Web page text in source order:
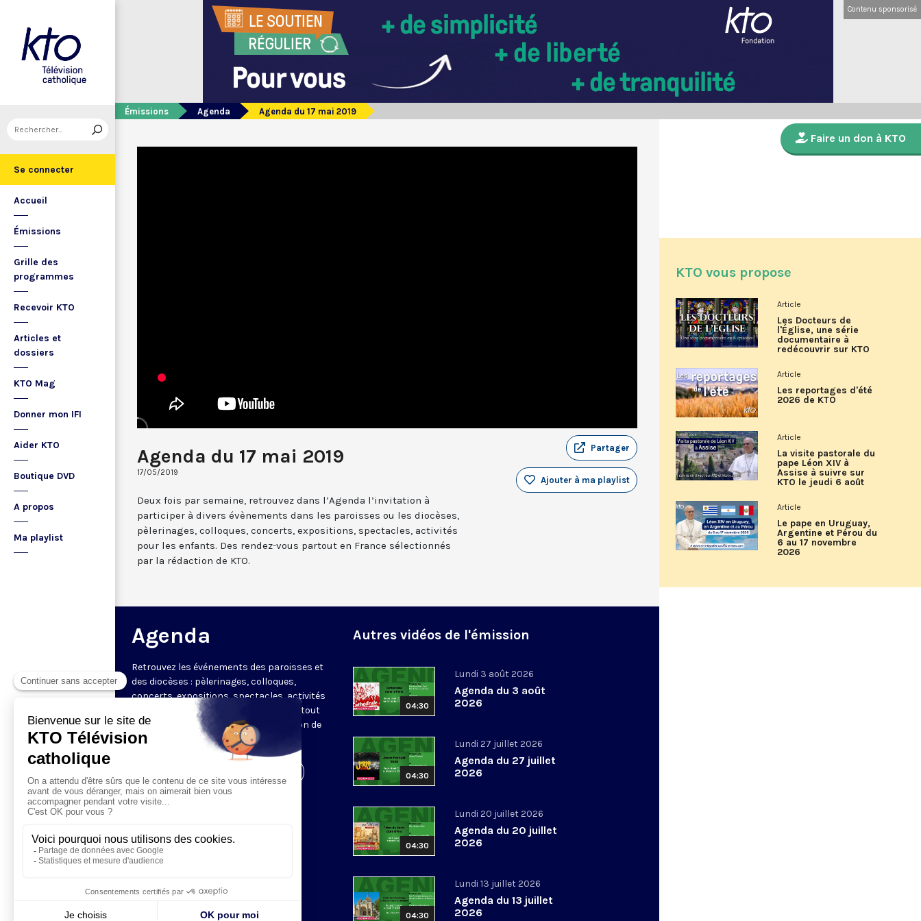
Se connecter
Accueil
Émissions
Grille des
programmes
Recevoir KTO
Articles et
dossiers
KTO Mag
Donner mon IFI
Aider KTO
Boutique DVD
A propos
Ma playlist
Contenu sponsorisé
Émissions Agenda Agenda du 17 mai 2019
Agenda du 17 mai 2019
17/05/2019
Partager
Ajouter à ma playlist
Deux fois par semaine, retrouvez dans l’Agenda l’invitation à
participer à divers évènements dans les paroisses ou les diocèses,
pèlerinages, colloques, concerts, expositions, spectacles, activités
pour les enfants. Des rendez-vous partout en France sélectionnés
par la rédaction de KTO.
Agenda
Retrouvez les événements des paroisses et
des diocèses : pèlerinages, colloques,
concerts, expositions, spectacles, activités
pour les enfants. Des rendez-vous partout
en France sélectionnés par la rédaction de
KTO.
Autres vidéos de l'émission
04:30
Lundi 3 août 2026
Agenda du 3 août
2026
04:30
Lundi 27 juillet 2026
Agenda du 27 juillet
2026
04:30
Lundi 20 juillet 2026
Agenda du 20 juillet
2026
04:30
Lundi 13 juillet 2026
Agenda du 13 juillet
2026
Faire un don à KTO
KTO vous propose
Article
Les Docteurs de
l'Église, une série
documentaire à
redécouvrir sur KTO
Article
Les reportages d'été
2026 de KTO
Article
La visite pastorale du
pape Léon XIV à
Assise à suivre sur
KTO le jeudi 6 août
Article
Le pape en Uruguay,
Argentine et Pérou du
6 au 17 novembre
2026